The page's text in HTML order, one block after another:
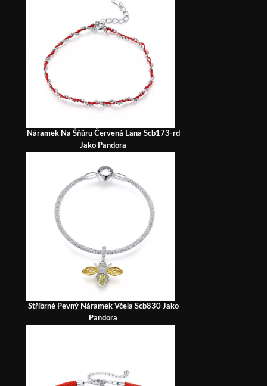
Náramek Na Šňůru Červená Lana Scb173-rd
Jako Pandora
Stříbrné Pevný Náramek Včela Scb830 Jako
Pandora